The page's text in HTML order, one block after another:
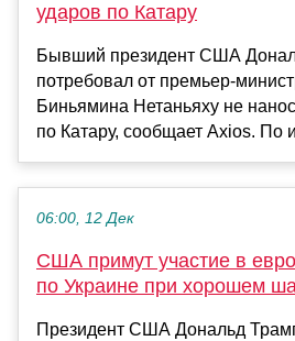
ударов по Катару
Бывший президент США
потребовал от премьер-
Биньямина Нетаньяху не
по Катару, сообщает Axios. По
06:00, 12 Дек
США примут участие в
по Украине при хорошем
Президент США Дональд